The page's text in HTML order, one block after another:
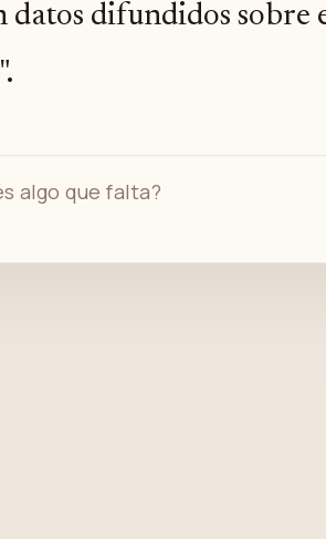
datos difundidos sobre
algo que falta?